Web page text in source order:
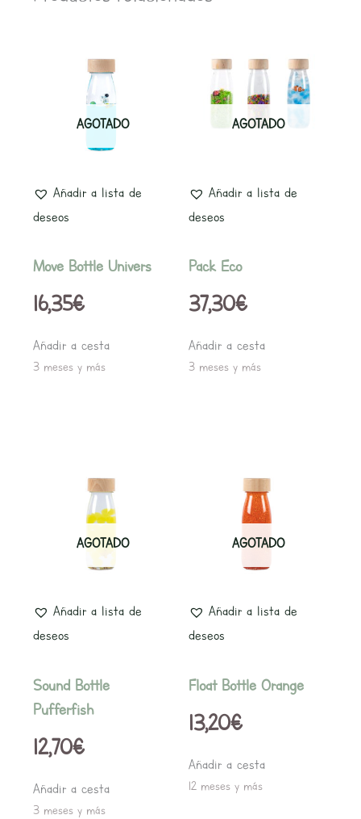
AGOTADO
Añadir a lista de
deseos
Move Bottle Univers
16,35€
Añadir a cesta
3 meses y más
AGOTADO
Añadir a lista de
deseos
Pack Eco
37,30€
Añadir a cesta
3 meses y más
AGOTADO
Añadir a lista de
deseos
Sound Bottle
Pufferfish
12,70€
Añadir a cesta
3 meses y más
AGOTADO
Añadir a lista de
deseos
Float Bottle Orange
13,20€
Añadir a cesta
12 meses y más